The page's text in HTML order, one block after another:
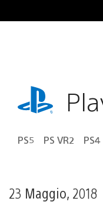
al
playstation.com
PS5 PS VR2 PS4
23 Maggio, 2018